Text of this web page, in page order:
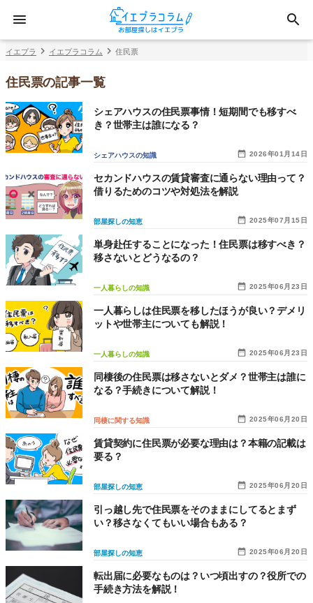
イエプラ イエプラコラム 住民票
住民票の記事一覧
2026年01月14日
シェアハウスの知識
シェアハウスの住民票事情！短期間でも移すべ
き？世帯主は誰になる？
2025年07月15日
部屋探しの知恵
セカンドハウスの賃貸審査に通らない理由って？
借りるためのコツや対処法を解説
2025年06月23日
一人暮らしの知識
単身赴任することになった！住民票は移すべき？
移さないとどうなるの？
2025年06月23日
一人暮らしの知識
一人暮らしは住民票を移したほうが良い？デメリ
ットや世帯主についても解説！
2025年06月20日
同棲に関する知識
同棲後の住民票は移さないとダメ？世帯主は誰に
なる？手続きについて解説！
2025年06月20日
部屋探しの知恵
賃貸契約に住民票が必要な理由は？本籍の記載は
要る？
2025年06月20日
部屋探しの知恵
引っ越し先で住民票をそのままにしてるとまず
い？移さなくてもいい場合もある？
転出届に必要なものは？いつ頃出すの？役所での
手続き方法を解説！